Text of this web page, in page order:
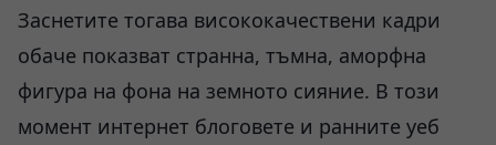
Заснетите тогава висококачествени кадри
обаче показват странна, тъмна, аморфна
фигура на фона на земното сияние. В този
момент интернет блоговете и ранните уеб